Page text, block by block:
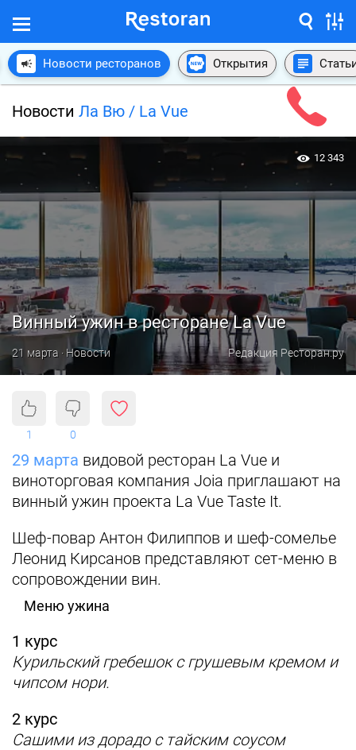
Новости ресторанов Открытия
Новости Ла Вю / La Vue
Винный ужин в ресторане La Vue
21 марта · Новости Редакция Ресторан.ру
12 343
1 0
29 марта видовой ресторан La Vue и
виноторговая компания Joia приглашают на
винный ужин проекта La Vue Taste It.
Шеф-повар Антон Филиппов и шеф-сомелье
Леонид Кирсанов представляют сет-меню в
сопровождении вин.
Меню ужина
1 курс
Курильский гребешок с грушевым кремом и
чипсом нори.
2 курс
Сашими из дорадо с тайским соусом